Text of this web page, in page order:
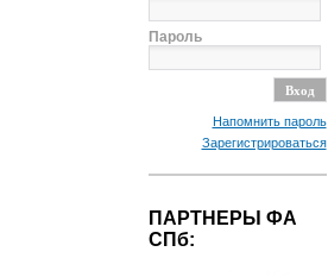
Пароль
Напомнить пароль
Зарегистрироваться
ПАРТНЕРЫ ФА
СПб: